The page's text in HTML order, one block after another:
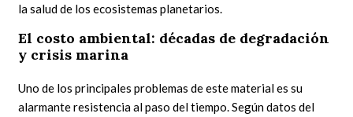
la salud de los ecosistemas planetarios.
El costo ambiental: décadas de degradación
y crisis marina
Uno de los principales problemas de este material es su
alarmante resistencia al paso del tiempo. Según datos del